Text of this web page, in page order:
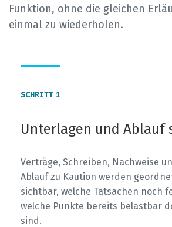
Funktion, ohne die gleichen
einmal zu wiederholen.
1
Unterlagen und Ablauf
Verträge, Schreiben, Nachweise
Ablauf zu Kaution werden
sichtbar, welche Tatsachen noch
welche Punkte bereits belastbar
sind.